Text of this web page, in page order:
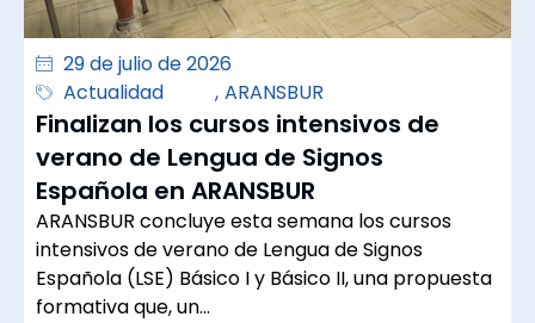
29 de julio de 2026
Actualidad
, ARANSBUR
Finalizan los cursos intensivos de
verano de Lengua de Signos
Española en ARANSBUR
ARANSBUR concluye esta semana los cursos
intensivos de verano de Lengua de Signos
Española (LSE) Básico I y Básico II, una propuesta
formativa que, un…